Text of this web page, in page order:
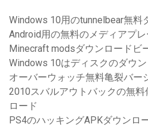
Windows 10用のtunnelbear無料
Android用の無料のメディアプ
Minecraft modsダウンロードビ
Windows 10はディスクのダウ
オーバーウォッチ無料亀裂バー
2010スバルアウトバックの無
ロード
PS4のハッキングAPKダウンロ